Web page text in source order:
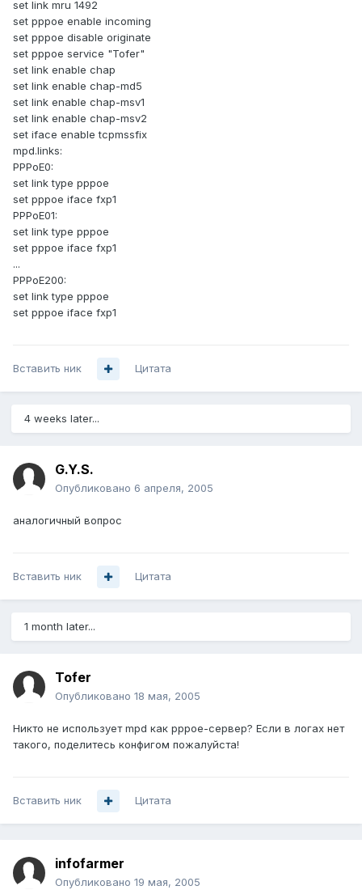
set link mru 1492
set pppoe enable incoming
set pppoe disable originate
set pppoe service "Tofer"
set link enable chap
set link enable chap-md5
set link enable chap-msv1
set link enable chap-msv2
set iface enable tcpmssfix
mpd.links:
PPPoE0:
set link type pppoe
set pppoe iface fxp1
PPPoE01:
set link type pppoe
set pppoe iface fxp1
...
PPPoE200:
set link type pppoe
set pppoe iface fxp1
Вставить ник Цитата
4 weeks later...
G.Y.S.
Опубликовано 6 апреля, 2005
аналогичный вопрос
Вставить ник Цитата
1 month later...
Tofer
Опубликовано 18 мая, 2005
Никто не использует mpd как pppoe-сервер? Если в логах нет
такого, поделитесь конфигом пожалуйста!
Вставить ник Цитата
infofarmer
Опубликовано 19 мая, 2005